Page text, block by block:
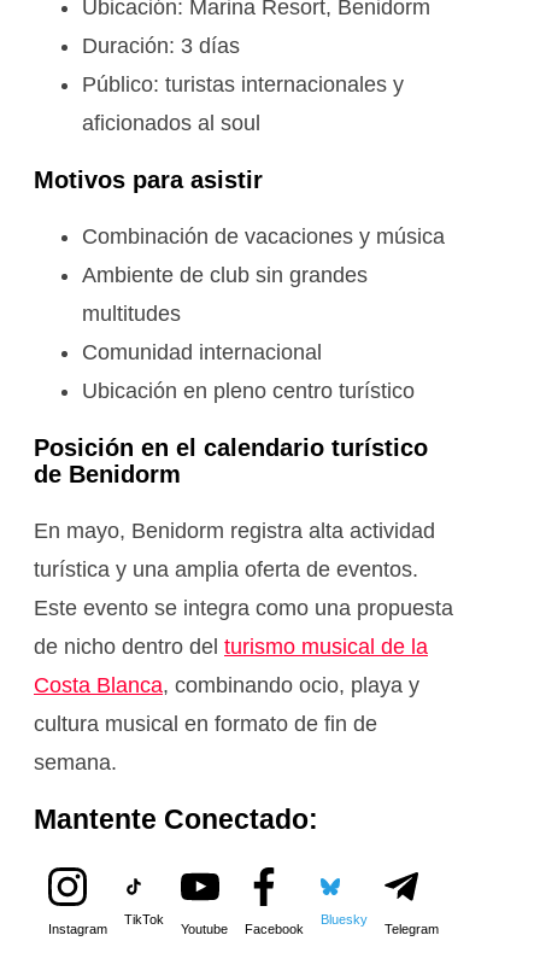
Ubicación: Marina Resort, Benidorm
Duración: 3 días
Público: turistas internacionales y
aficionados al soul
Motivos para asistir
Combinación de vacaciones y música
Ambiente de club sin grandes
multitudes
Comunidad internacional
Ubicación en pleno centro turístico
Posición en el calendario turístico
de Benidorm
En mayo, Benidorm registra alta actividad
turística y una amplia oferta de eventos.
Este evento se integra como una propuesta
de nicho dentro del turismo musical de la
Costa Blanca, combinando ocio, playa y
cultura musical en formato de fin de
semana.
Mantente Conectado:
Instagram
TikTok
Youtube Facebook
Bluesky
Telegram